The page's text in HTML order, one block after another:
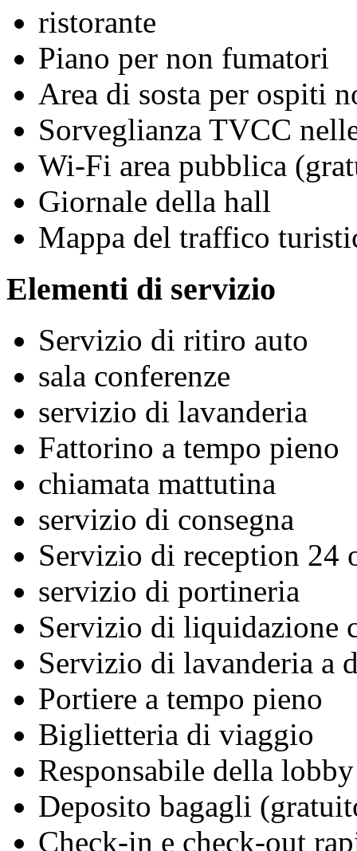
ristorante
Piano per non fumatori
Area di sosta per ospiti
Sorveglianza TVCC
Wi-Fi area pubblica
Giornale della hall
Mappa del traffico
Elementi di servizio
Servizio di ritiro auto
sala conferenze
servizio di lavanderia
Fattorino a tempo pieno
chiamata mattutina
servizio di consegna
Servizio di reception 24
servizio di portineria
Servizio di liquidazione
Servizio di lavanderia a
Portiere a tempo pieno
Biglietteria di viaggio
Responsabile della
Deposito bagagli
Check-in e check-out